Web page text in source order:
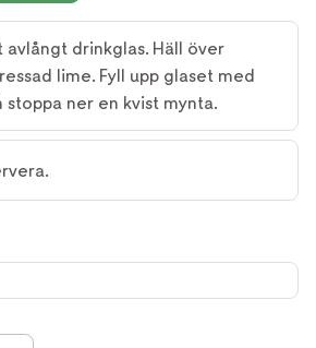
avlångt drinkglas. Häll över
lime. Fyll upp glaset med
ner en kvist mynta.